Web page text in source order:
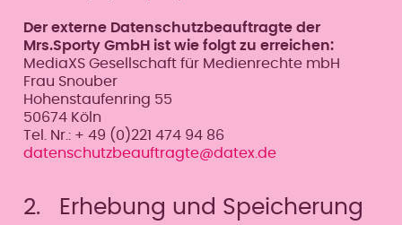
Der externe Datenschutzbeauftragte der
Mrs.Sporty GmbH ist wie folgt zu erreichen:
MediaXS Gesellschaft für Medienrechte mbH
Frau Snouber
Hohenstaufenring 55
50674 Köln
Tel. Nr.: + 49 (0)221 474 94 86
datenschutzbeauftragte@datex.de
2. Erhebung und Speicherung